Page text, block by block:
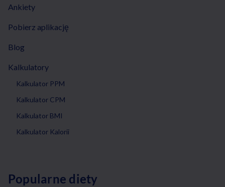
Ankiety
Pobierz aplikację
Blog
Kalkulatory
Kalkulator PPM
Kalkulator CPM
Kalkulator BMI
Kalkulator Kalorii
Popularne diety